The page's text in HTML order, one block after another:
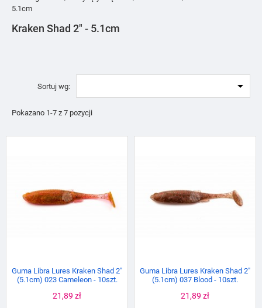
5.1cm
Kraken Shad 2" - 5.1cm
Sortuj wg: 
Pokazano 1-7 z 7 pozycji
Guma Libra Lures Kraken Shad 2"
(5.1cm) 023 Cameleon - 10szt.
Cena
21,89 zł
Guma Libra Lures Kraken Shad 2"
(5.1cm) 037 Blood - 10szt.
Cena
21,89 zł